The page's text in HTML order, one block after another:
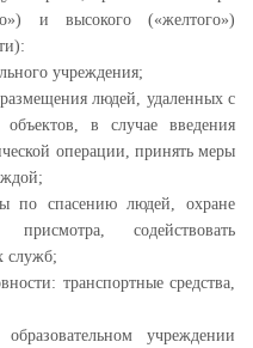
и высокого («желтого»)
учреждения;
людей, удаленных с
в случае введения
операции, принять меры
по спасению людей, охране
содействовать
служб;
транспортные средства,
учреждении